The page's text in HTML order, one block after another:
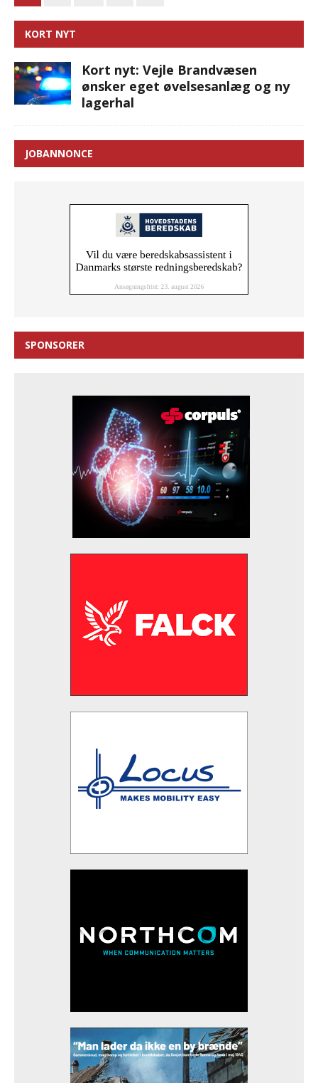
KORT NYT
Kort nyt: Vejle Brandvæsen
ønsker eget øvelsesanlæg og ny
lagerhal
JOBANNONCE
SPONSORER